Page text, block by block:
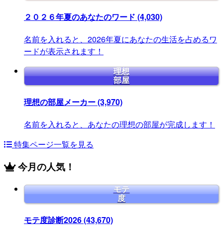
２０２６年夏のあなたのワード (4,030)
名前を入れると、2026年夏にあなたの生活を占めるワ
ードが表示されます！
理想
部屋
理想の部屋メーカー(3,970)
名前を入れると、あなたの理想の部屋が完成します！
特集ページ一覧を見る
今月の人気！
モテ
度
モテ度診断2026(43,670)